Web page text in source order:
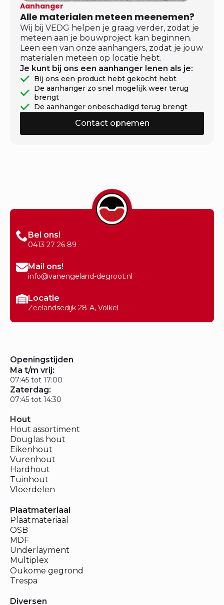
Aanhanger
Alle materialen meteen meenemen?
Wij bij VEDG helpen je graag verder, zodat je
meteen aan je bouwproject kan beginnen.
Leen een van onze aanhangers, zodat je jouw
materialen meteen op locatie hebt.
Je kunt bij ons een aanhanger lenen als je:
Bij ons een product hebt gekocht hebt
De aanhanger zo snel mogelijk weer terug
brengt
De aanhanger onbeschadigd terug brengt
Contact opnemen
Bel ons!
0413 27 26 89
Mail ons!
info@vanengeland-degroot.nl
Locatie
Zeelandsedijk 28-A, Volkel
Openingstijden
Ma t/m vrij:
07:45 tot 17:00
Zaterdag:
07:45 tot 14:30
Hout
Hout assortiment
Douglas hout
Eikenhout
Vurenhout
Hardhout
Tuinhout
Vloerdelen
Plaatmateriaal
Plaatmateriaal
OSB
MDF
Underlayment
Multiplex
Oukome gegrond
Trespa
Diversen